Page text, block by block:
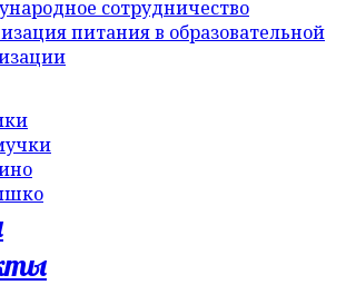
сотрудничество
питания в образовательной